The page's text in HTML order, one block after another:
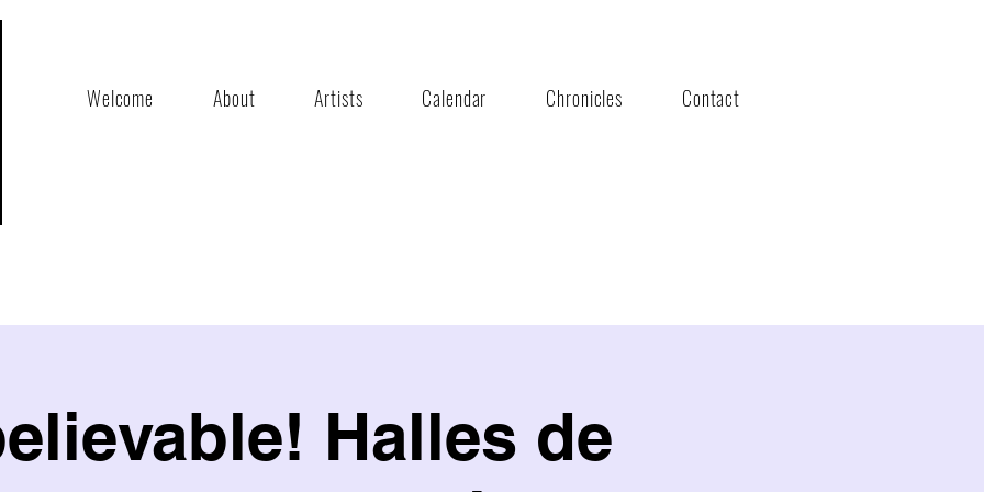
Welcome About Artists Calendar Chronicles Contact
Halles de